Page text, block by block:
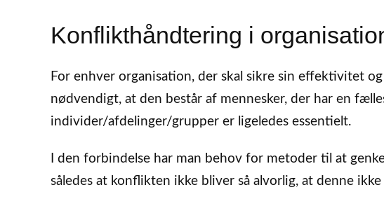
Konflikthåndtering i
For enhver organisation, der skal sikre sin effektivitet
nødvendigt, at den består af mennesker, der har en
individer/afdelinger/grupper er ligeledes essentielt.
I den forbindelse har man behov for metoder til at
således at konflikten ikke bliver så alvorlig, at denne